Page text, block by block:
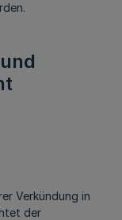
Verkündung in
der